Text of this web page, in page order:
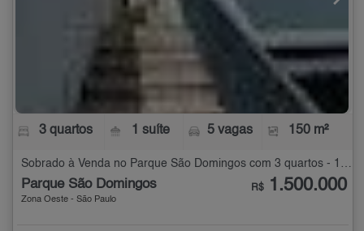
3 quartos 1 suíte 5 vagas 150 m²
Sobrado à Venda no Parque São Domingos com 3 quartos - 150 m²
Parque São Domingos
Zona Oeste - São Paulo
R$ 1.500.000